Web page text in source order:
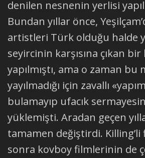
denilen nesnenin yerlisi
Bundan yıllar önce,
artistleri Türk olduğu halde
seyircinin karşısına çıkan
yapılmıştı, ama o zaman bu
yayılmadığı için zavallı
bulamayıp ufacık
yüklemişti. Aradan geçen
tamamen değiştirdi.
sonra kovboy filmlerinin de